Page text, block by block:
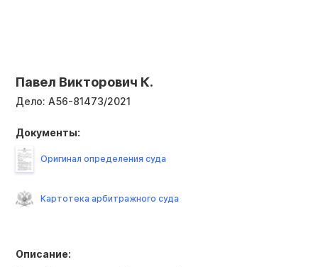
Павел Викторович К.
Дело: А56-81473/2021
Описание:
Документы:
Оригинал определения суда
Картотека арбитражного суда